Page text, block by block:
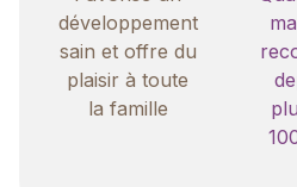
développement
sain et offre du
plaisir à toute
la famille